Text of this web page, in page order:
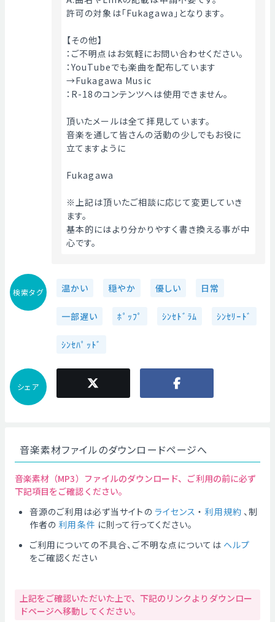
許可の対象は「Fukagawa」となります。
【その他】
：ご不明点はお気軽にお問い合わせください。
：YouTubeでも楽曲を配布しています
→Fukagawa Music
：R-18のコンテンツへは使用できません。
頂いたメールは全て拝見しています。
音楽を通して皆さんの活動の少しでもお役に
立てますように
Fukagawa
※上記は頂いたご相談に応じて変更していき
ます。
基本的にはより分かりやすく書き換える事が中
心です。
検索タグ 温かい 穏やか 優しい 日常
一部遅い ﾎﾟｯﾌﾟ ｼﾝｾﾄﾞﾗﾑ ｼﾝｾﾘｰﾄﾞ
ｼﾝｾﾊﾟｯﾄﾞ
シェア
音楽素材ファイルのダウンロードページへ
音楽素材（MP3）ファイルのダウンロード、ご利用の前に必ず
下記項目をご確認ください。
音源のご利用は必ず当サイトの ライセンス ・ 利用規約 、制
作者の 利用条件 に則って行ってください。
ご利用についての不具合、ご不明な点については ヘルプ
をご確認ください
上記をご確認いただいた上で、下記のリンクよりダウンロー
ドページへ移動してください。